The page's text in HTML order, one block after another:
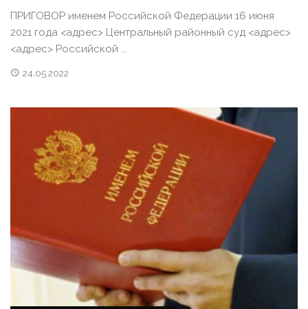
ПРИГОВОР именем Российской Федерации 16 июня
2021 года <адрес> Центральный районный суд <адрес>
<адрес> Российской ...
24.05.2022